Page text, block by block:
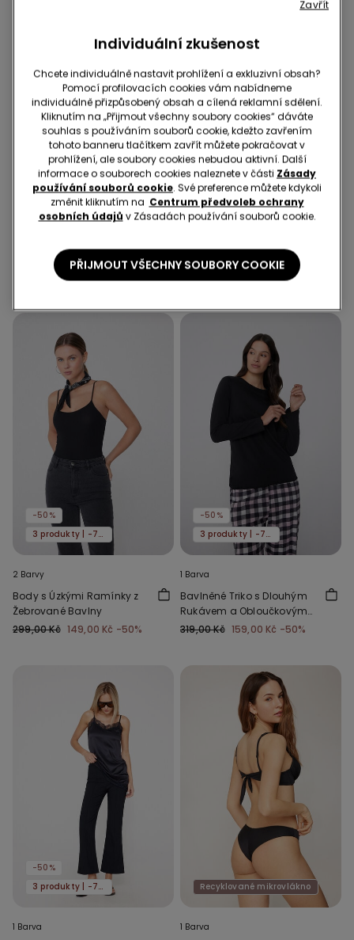
Recyklované mikrovlákno
1 Barva
Bandeau s Nařasením z
Recyklovaného
599,00 Kč
-70%
3 Barvy
Basic s Kapsičkou a
Paspulkou
-70%
-50%
3 produkty | -70%
2 Barvy
Body s Úzkými Ramínky z
Žebrované Bavlny
299,00 Kč 149,00 Kč -50%
-50%
3 produkty | -70%
1 Barva
Bavlněné Triko s Dlouhým
Rukávem a Obloučkovým
Lemem
319,00 Kč 159,00 Kč -50%
-50%
3 produkty | -70%
1 Barva
Recyklované mikrovlákno
1 Barva
Individuální zkušenost
Chcete individuálně nastavit prohlížení a exkluzivní obsah?
Pomocí profilovacích cookies vám nabídneme
individuálně přizpůsobený obsah a cílená reklamní sdělení.
Kliknutím na „Přijmout všechny soubory cookies“ dáváte
souhlas s používáním souborů cookie, kdežto zavřením
tohoto banneru tlačítkem zavřít můžete pokračovat v
prohlížení, ale soubory cookies nebudou aktivní. Další
informace o souborech cookies naleznete v části Zásady
používání souborů cookie. Své preference můžete kdykoli
změnit kliknutím na Centrum předvoleb ochrany
osobních údajů v Zásadách používání souborů cookie.
PŘIJMOUT VŠECHNY SOUBORY COOKIE
Zavřít